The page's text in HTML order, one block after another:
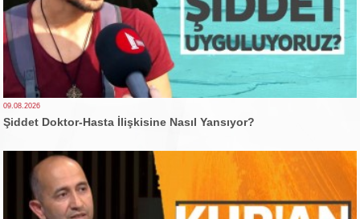
09.08.2026
Şiddet Doktor-Hasta İlişkisine Nasıl Yansıyor?